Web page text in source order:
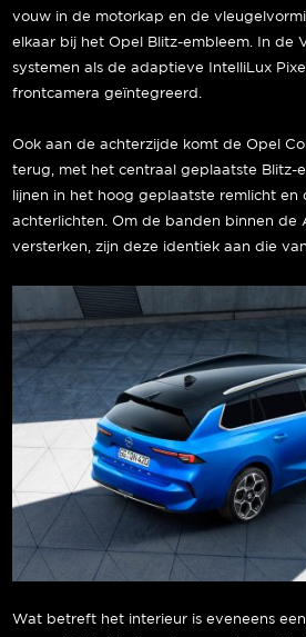
vouw in de motorkap en de
elkaar bij het Opel Blitz-embleem. In de
systemen als de adaptieve IntelliLux
frontcamera geïntegreerd.
Ook aan de achterzijde komt de Opel
terug, met het centraal geplaatste Blitz-
lijnen in het hoog geplaatste remlicht en
achterlichten. Om de banden binnen de
versterken, zijn deze identiek aan die
Wat betreft het interieur is eveneens